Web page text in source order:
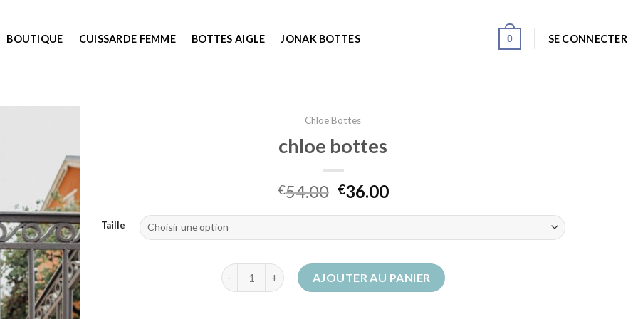
BOUTIQUE CUISSARDE FEMME BOTTES AIGLE JONAK BOTTES 0 SE CONNECTER
Chloe Bottes
chloe bottes
€54.00 €36.00
Taille
quantité de chloe bottesAJOUTER AU PANIER